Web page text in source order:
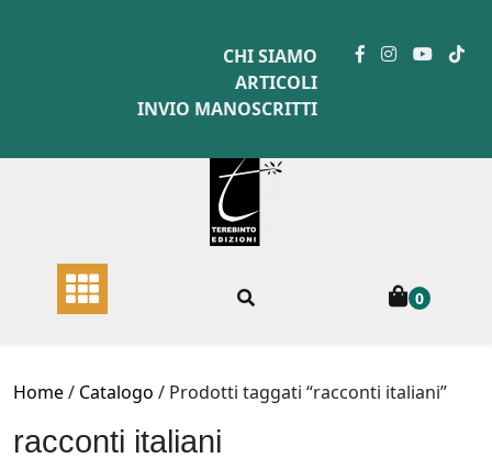
CHI SIAMO
ARTICOLI
INVIO MANOSCRITTI
0
Home/ Catalogo / Prodotti taggati “racconti italiani”
racconti italiani